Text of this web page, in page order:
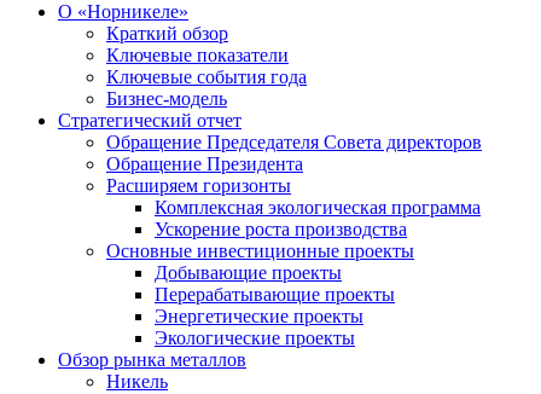
О «Норникеле»
Краткий обзор
Ключевые показатели
Ключевые события года
Бизнес-модель
Стратегический отчет
Обращение Председателя Совета директоров
Обращение Президента
Расширяем горизонты
Комплексная экологическая программа
Ускорение роста производства
Основные инвестиционные проекты
Добывающие проекты
Перерабатывающие проекты
Энергетические проекты
Экологические проекты
Обзор рынка металлов
Никель